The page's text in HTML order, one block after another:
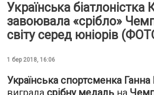
Українська біатлоністка
завоювала «срібло»
світу серед юніорів
1 бер 2018, 16:06
Українська спортсменка
виграла срібну медаль на